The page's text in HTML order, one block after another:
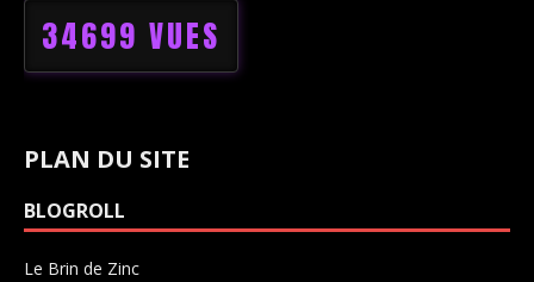
34699 VUES
PLAN DU SITE
BLOGROLL
Le Brin de Zinc